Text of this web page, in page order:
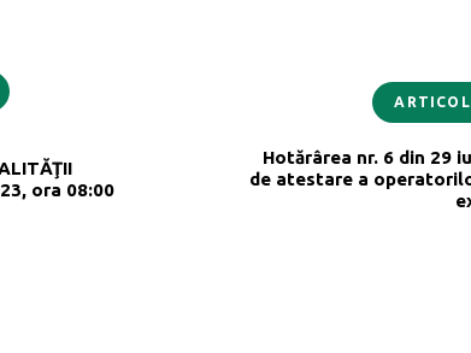
ora 08:00
Hotărârea nr. 6 din 29
de atestare a